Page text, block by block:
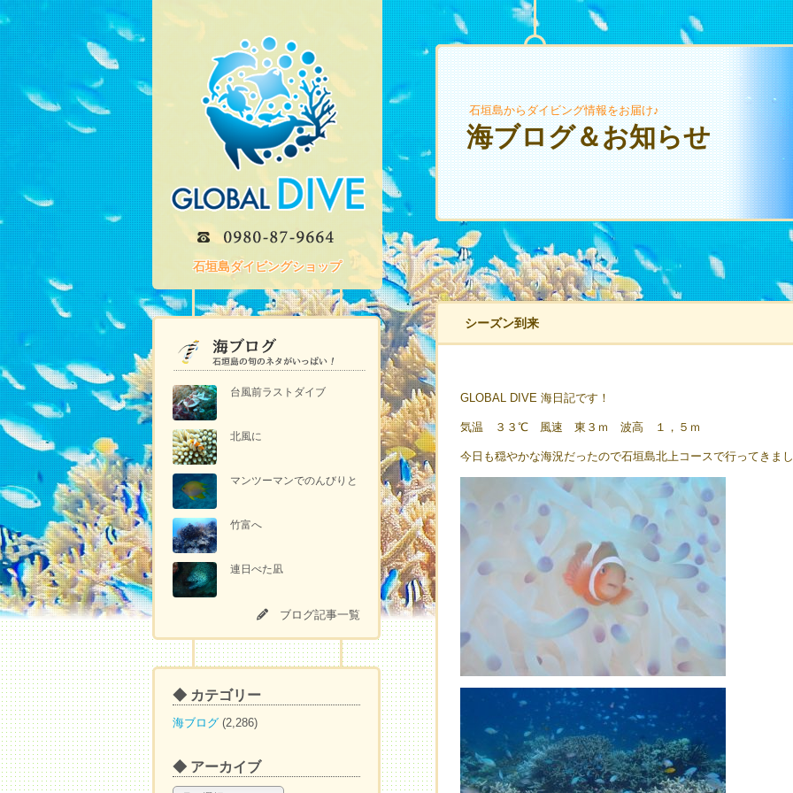
石垣島ダイビングショップ
台風前ラストダイブ
北風に
マンツーマンでのんびりと
竹富へ
連日べた凪
ブログ記事一覧
◆ カテゴリー
海ブログ (2,286)
◆ アーカイブ
石垣島からダイビング情報をお届け♪
海ブログ＆お知らせ
シーズン到来
GLOBAL DIVE 海日記です！
気温 ３３℃ 風速 東３ｍ 波高 １，５ｍ
今日も穏やかな海況だったので石垣島北上コースで行ってきま